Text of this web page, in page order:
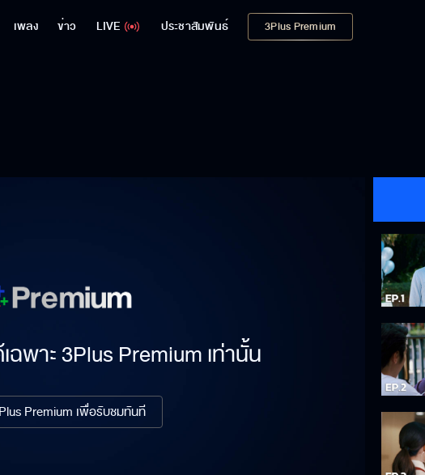
เพลง ข่าว LIVE ประชาสัมพันธ์ 3Plus Premium
ฉพาะ 3Plus Premium เท่านั้น
Premium เพื่อรับชมทันที